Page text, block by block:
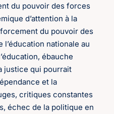
du pouvoir des forces
d’attention à la
du pouvoir des
nationale au
ébauche
justice qui pourrait
et la
critiques constantes
échec de la politique en